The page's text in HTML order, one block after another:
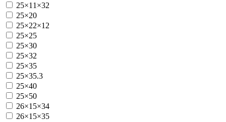
25×11×32
25×20
25×22×12
25×25
25×30
25×32
25×35
25×35.3
25×40
25×50
26×15×34
26×15×35